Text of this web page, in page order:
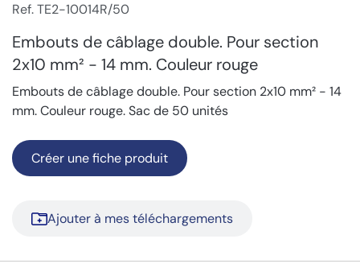
Ref. TE2-10014R/50
Embouts de câblage double. Pour section
2x10 mm² - 14 mm. Couleur rouge
Embouts de câblage double. Pour section 2x10 mm² - 14
mm. Couleur rouge. Sac de 50 unités
Créer une fiche produit
Ajouter à mes téléchargements